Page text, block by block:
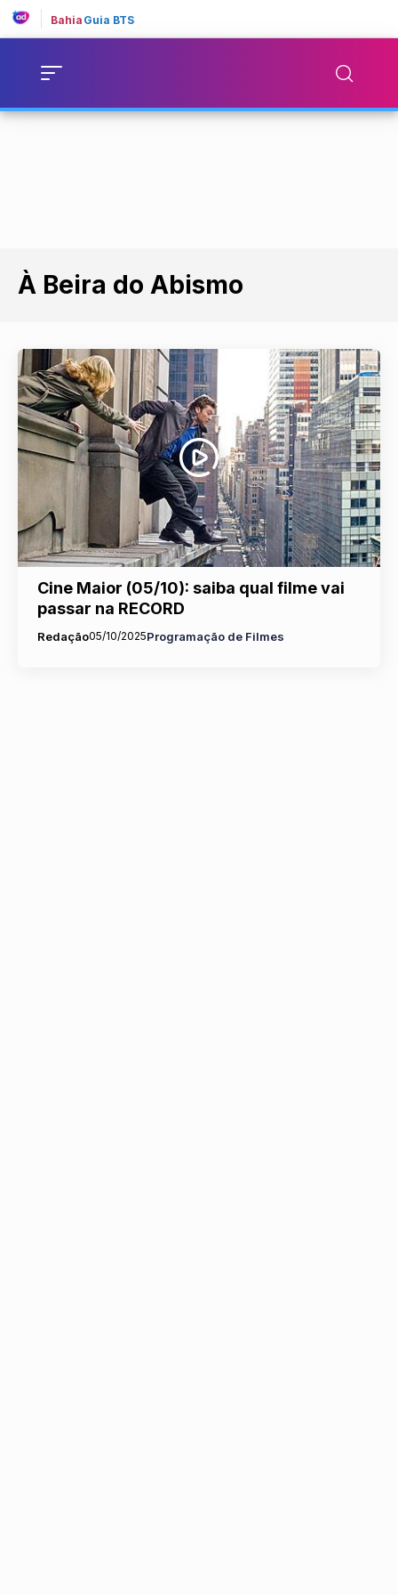
Bahia Guia BTS
À Beira do Abismo
Cine Maior (05/10): saiba qual filme vai
passar na RECORD
Redação05/10/2025Programação de Filmes